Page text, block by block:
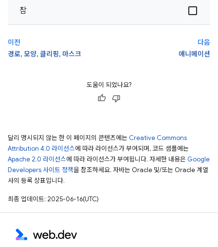
참
이전
경로, 모양, 클리핑, 마스크
다음
애니메이션
도움이 되었나요?
달리 명시되지 않는 한 이 페이지의 콘텐츠에는 Creative Commons
Attribution 4.0 라이선스에 따라 라이선스가 부여되며, 코드 샘플에는
Apache 2.0 라이선스에 따라 라이선스가 부여됩니다. 자세한 내용은 Google
Developers 사이트 정책을 참조하세요. 자바는 Oracle 및/또는 Oracle 계열
사의 등록 상표입니다.
최종 업데이트: 2025-06-16(UTC)